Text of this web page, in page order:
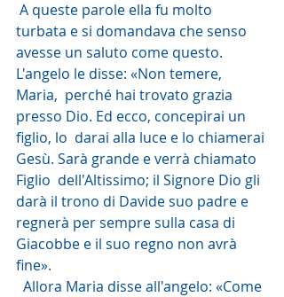
turbata e si domandava che senso
avesse un saluto come questo.
L'angelo le disse: «Non temere,
Maria,  perché hai trovato grazia
presso Dio. Ed ecco, concepirai un
figlio, lo  darai alla luce e lo chiamerai
Gesù. Sarà grande e verrà chiamato
Figlio  dell'Altissimo; il Signore Dio gli
darà il trono di Davide suo padre e
regnerà per sempre sulla casa di
Giacobbe e il suo regno non avrà
fine».